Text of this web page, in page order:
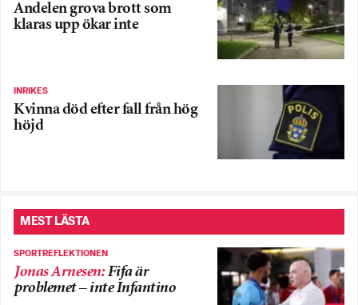
Andelen grova brott som
klaras upp ökar inte
INRIKES
Kvinna död efter fall från hög
höjd
MEST LÄSTA
SPORTREFLEKTIONEN
Jonas Arnesen:Fifa är
problemet – inte Infantino